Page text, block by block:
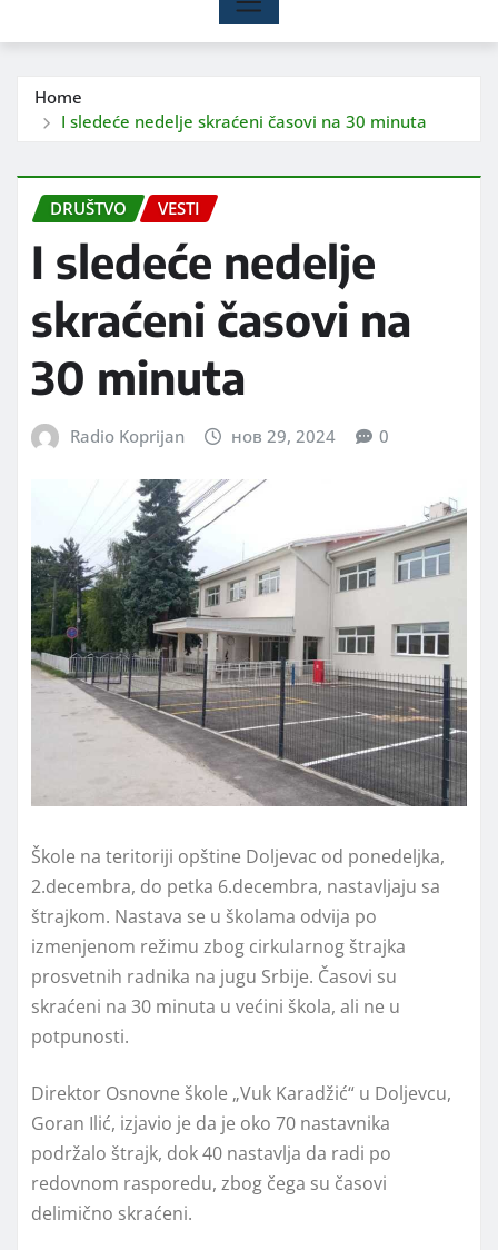
Home
I sledeće nedelje skraćeni časovi na 30 minuta
DRUŠTVO VESTI
I sledeće nedelje
skraćeni časovi na
30 minuta
Radio Koprijan нов 29, 2024 0
Škole na teritoriji opštine Doljevac od ponedeljka,
2.decembra, do petka 6.decembra, nastavljaju sa
štrajkom. Nastava se u školama odvija po
izmenjenom režimu zbog cirkularnog štrajka
prosvetnih radnika na jugu Srbije. Časovi su
skraćeni na 30 minuta u većini škola, ali ne u
potpunosti.
Direktor Osnovne škole „Vuk Karadžić“ u Doljevcu,
Goran Ilić, izjavio je da je oko 70 nastavnika
podržalo štrajk, dok 40 nastavlja da radi po
redovnom rasporedu, zbog čega su časovi
delimično skraćeni.